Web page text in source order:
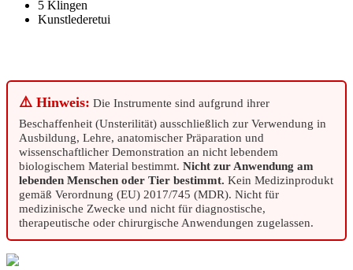
5 Klingen
Kunstlederetui
⚠️ Hinweis: Die Instrumente sind aufgrund ihrer
Beschaffenheit (Unsterilität) ausschließlich zur Verwendung in
Ausbildung, Lehre, anatomischer Präparation und
wissenschaftlicher Demonstration an nicht lebendem
biologischem Material bestimmt. Nicht zur Anwendung am
lebenden Menschen oder Tier bestimmt. Kein Medizinprodukt
gemäß Verordnung (EU) 2017/745 (MDR). Nicht für
medizinische Zwecke und nicht für diagnostische,
therapeutische oder chirurgische Anwendungen zugelassen.